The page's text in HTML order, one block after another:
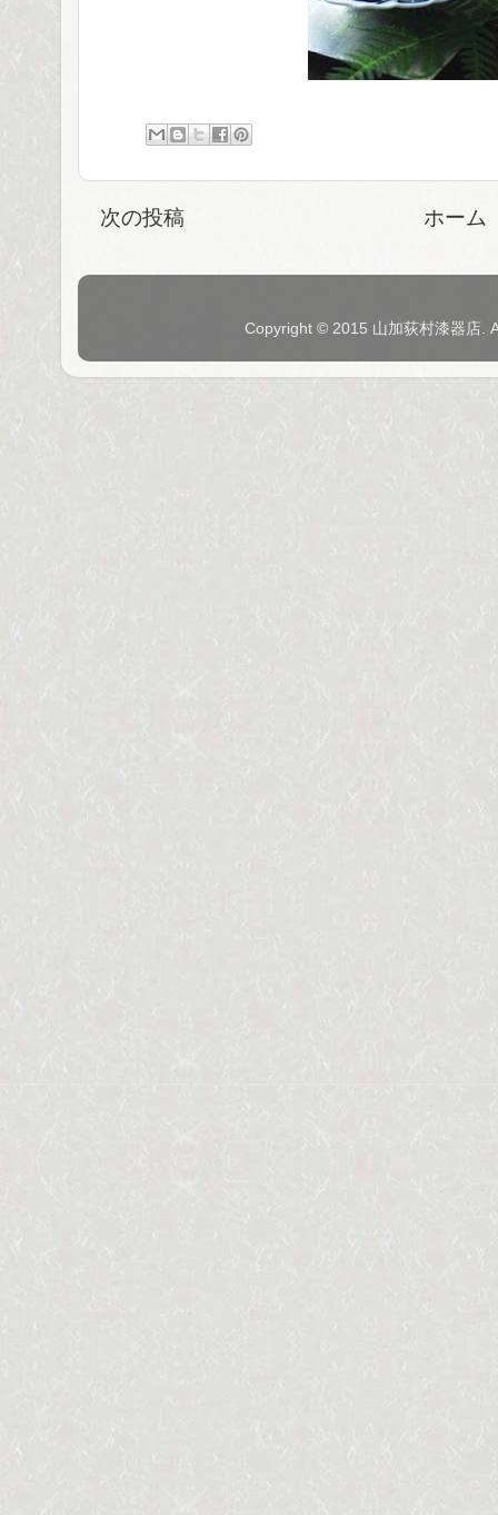
次の投稿 ホーム
Copyright © 2015 山加荻村漆器店.